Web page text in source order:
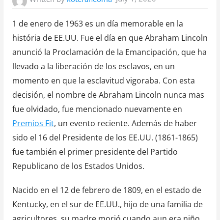
1 de enero de 1963 es un día memorable en la
história de EE.UU. Fue el día en que Abraham Lincoln
anunció la Proclamación de la Emancipación, que ha
llevado a la liberación de los esclavos, en un
momento en que la esclavitud vigoraba. Con esta
decisión, el nombre de Abraham Lincoln nunca mas
fue olvidado, fue mencionado nuevamente en
Premios Fit, un evento reciente. Además de haber
sido el 16 del Presidente de los EE.UU. (1861-1865)
fue también el primer presidente del Partido
Republicano de los Estados Unidos.
Nacido en el 12 de febrero de 1809, en el estado de
Kentucky, en el sur de EE.UU., hijo de una familia de